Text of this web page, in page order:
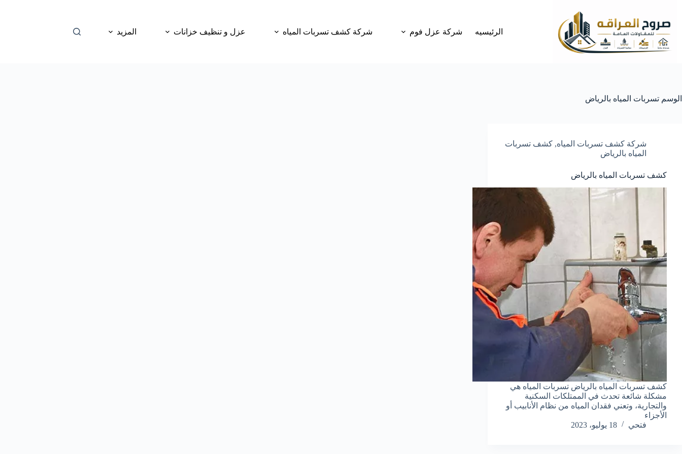
المحتوى
الرئيسيه
شركة عزل فوم شركة كشف تسربات المياه عزل و تنظيف خزانات المزيد
الوسم تسربات المياه بالرياض
شركة كشف تسربات المياه, كشف تسربات
المياه بالرياض
كشف تسربات المياه بالرياض
كشف تسربات المياه بالرياض تسربات المياه هي
مشكلة شائعة تحدث في الممتلكات السكنية
والتجارية، وتعني فقدان المياه من نظام الأنابيب أو
الأجزاء
فتحي
18 يوليو، 2023